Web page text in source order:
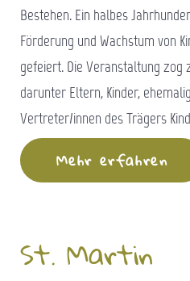
Bestehen. Ein halbes
Förderung und Wachstum von
gefeiert. Die Veranstaltung zog
darunter Eltern, Kinder,
Vertreter/innen des Trägers
Mehr erfahren
St. Martin